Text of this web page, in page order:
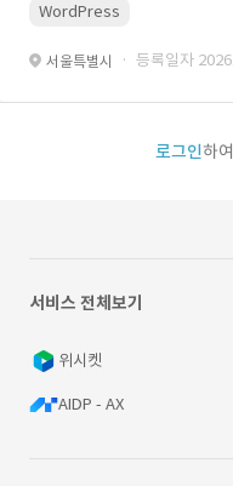
WordPress
서울특별시 · 등록일자
로그인하
서비스 전체보기
위시켓
AIDP - AX